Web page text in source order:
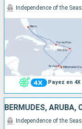
Payez en 4X
Independence of the Seas
Independence of the Seas